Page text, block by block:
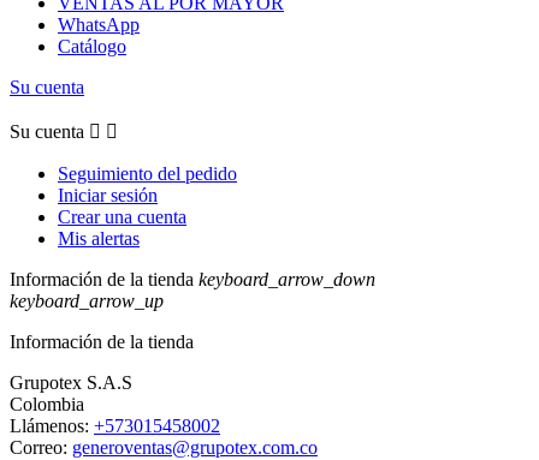
WhatsApp
Catálogo
Su cuenta
Su cuenta  
Seguimiento del pedido
Iniciar sesión
Crear una cuenta
Mis alertas
Información de la tienda keyboard_arrow_down
keyboard_arrow_up
Información de la tienda
Grupotex S.A.S
Colombia
Llámenos: +573015458002
Correo: generoventas@grupotex.com.co